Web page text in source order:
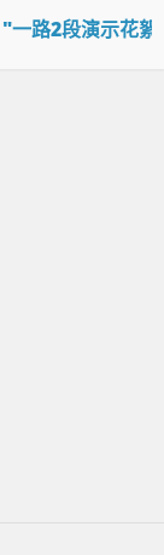
"一路2段演示花